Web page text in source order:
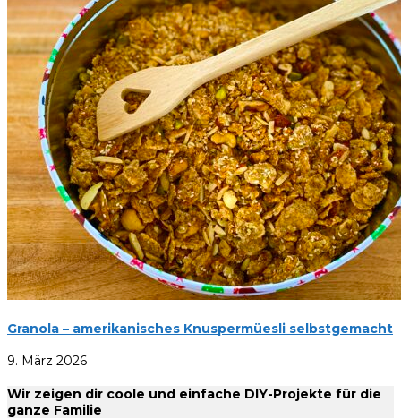
Granola – amerikanisches Knuspermüesli selbstgemacht
9. März 2026
Wir zeigen dir coole und einfache DIY-Projekte für die
ganze Familie